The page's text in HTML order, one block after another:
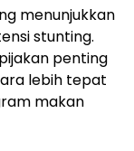
menunjukkan
stunting.
penting
lebih tepat
makan